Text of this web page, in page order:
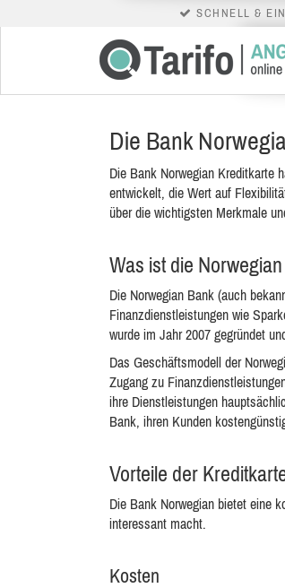
SCHNELL &
Die Bank
Die Bank Norwegian Kreditkarte
entwickelt, die Wert auf
über die wichtigsten Merkmale
Was ist die
Die Norwegian Bank (auch
Finanzdienstleistungen wie
wurde im Jahr 2007 gegründet
Das Geschäftsmodell der
Zugang zu
ihre Dienstleistungen
Bank, ihren Kunden
Vorteile der
Die Bank Norwegian bietet eine
interessant macht.
Kosten